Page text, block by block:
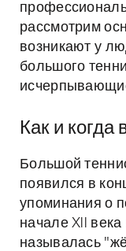
рассмотрим
возникают у
большого
Как и когда
Большой
появился в
упоминания о
начале XII
называлась